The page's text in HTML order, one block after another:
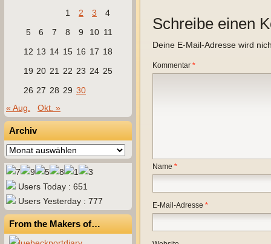
1
2 3
4
5
6 7 8 9 10 11
12 13 14 15 16 17 18
19 20 21 22 23 24 25
26 27 28 29 30
« Aug.
Okt. »
Archiv
Archiv
Users Today : 651
Users Yesterday : 777
From the Makers of…
Schreibe einen
Deine E-Mail-Adresse wird
Kommentar *
Name *
E-Mail-Adresse *